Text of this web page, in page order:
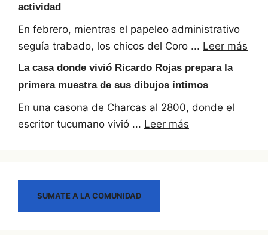
actividad
En febrero, mientras el papeleo administrativo
seguía trabado, los chicos del Coro ... Leer más
La casa donde vivió Ricardo Rojas prepara la
primera muestra de sus dibujos íntimos
En una casona de Charcas al 2800, donde el
escritor tucumano vivió ... Leer más
SUMATE A LA COMUNIDAD